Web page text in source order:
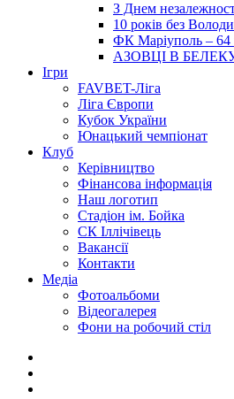
З Днем
10 років без
ФК Маріуполь – 64
АЗОВЦІ В
Ігри
FAVBET-Ліга
Ліга Європи
Кубок України
Юнацький чемпіонат
Клуб
Керівництво
Фінансова інформація
Наш логотип
Стадіон ім. Бойка
СК Іллічівець
Вакансії
Контакти
Медіа
Фотоальбоми
Відеогалерея
Фони на робочий стіл